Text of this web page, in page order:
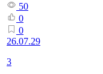
50
0
0
26.07.29
3